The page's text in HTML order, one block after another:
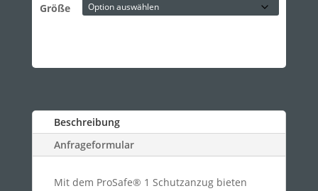
Größe
Beschreibung
Anfrageformular
Mit dem ProSafe® 1 Schutzanzug bieten